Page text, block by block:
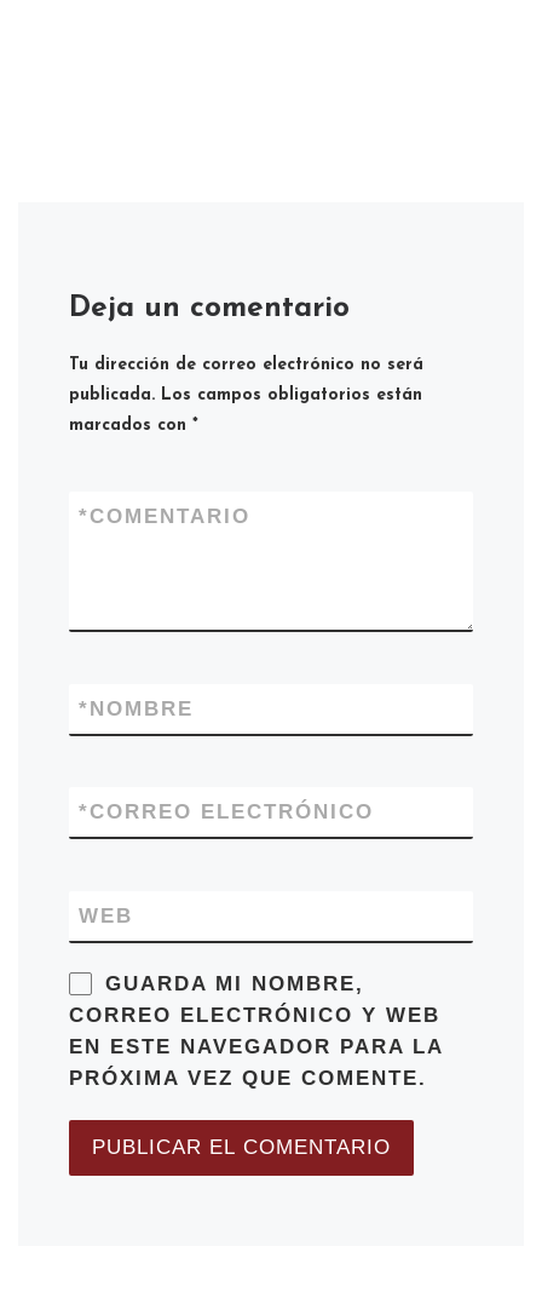
Deja un comentario
Tu dirección de correo electrónico no será
publicada. Los campos obligatorios están
marcados con*
COMENTARIO
*
NOMBRE
*
CORREO ELECTRÓNICO
*
WEB
GUARDA MI NOMBRE,
CORREO ELECTRÓNICO Y WEB
EN ESTE NAVEGADOR PARA LA
PRÓXIMA VEZ QUE COMENTE.